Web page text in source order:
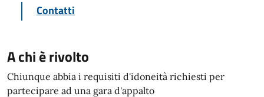
Contatti
A chi è rivolto
Chiunque abbia i requisiti d'idoneità richiesti per
partecipare ad una gara d'appalto